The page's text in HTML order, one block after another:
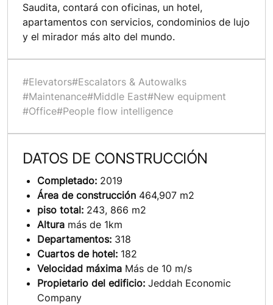
Saudita, contará con oficinas, un hotel,
apartamentos con servicios, condominios de lujo
y el mirador más alto del mundo.
#Elevators#Escalators & Autowalks
#Maintenance#Middle East#New equipment
#Office#People flow intelligence
DATOS DE CONSTRUCCIÓN
Completado: 2019
Área de construcción 464,907 m2
piso total: 243, 866 m2
Altura más de 1km
Departamentos: 318
Cuartos de hotel: 182
Velocidad máxima Más de 10 m/s
Propietario del edificio: Jeddah Economic
Company